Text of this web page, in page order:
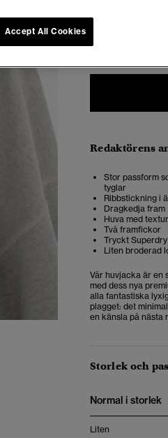
Redaktörens
Stor passform
tyglar
Ribbstickning i
Dragkedja fram
Huva med
Två framfickor
Tryckt
Liten broderad
Vår huvjacka är en
med dess nya
alla fantastiska
plagget: det
en känsla på nästa
Storlek och
Normal i storlek
Liten
Accept All Cookies